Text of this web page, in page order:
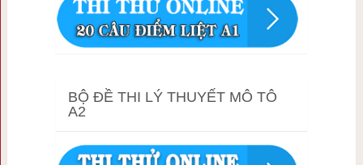
BỘ ĐỀ THI LÝ THUYẾT MÔ TÔ
A2